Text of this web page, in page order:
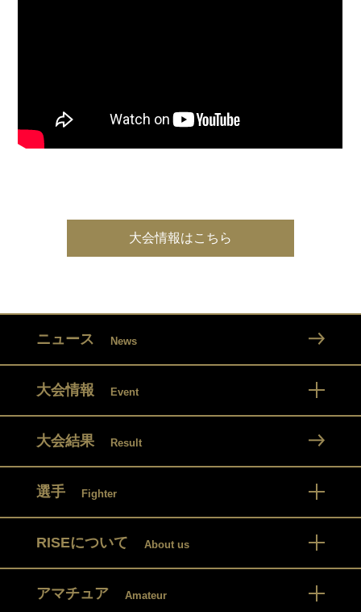
大会情報はこちら
ニュース News
大会情報 Event
大会結果 Result
選手 Fighter
RISEについて About us
アマチュア Amateur